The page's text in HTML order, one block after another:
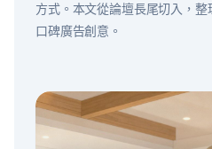
方式。本文從論壇長尾切入，
口碑廣告創意。